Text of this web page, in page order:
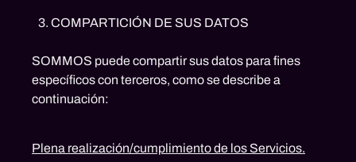
COMPARTICIÓN DE SUS DATOS
SOMMOS puede compartir sus datos para fines
específicos con terceros, como se describe a
continuación:
Plena realización/cumplimiento de los Servicios.